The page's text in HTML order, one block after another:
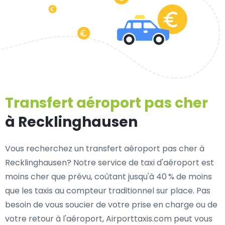
Transfert aéroport pas cher
à Recklinghausen
Vous recherchez un transfert aéroport pas cher à
Recklinghausen? Notre service de taxi d'aéroport est
moins cher que prévu, coûtant jusqu'à 40 % de moins
que les taxis au compteur traditionnel sur place. Pas
besoin de vous soucier de votre prise en charge ou de
votre retour à l'aéroport, Airporttaxis.com peut vous